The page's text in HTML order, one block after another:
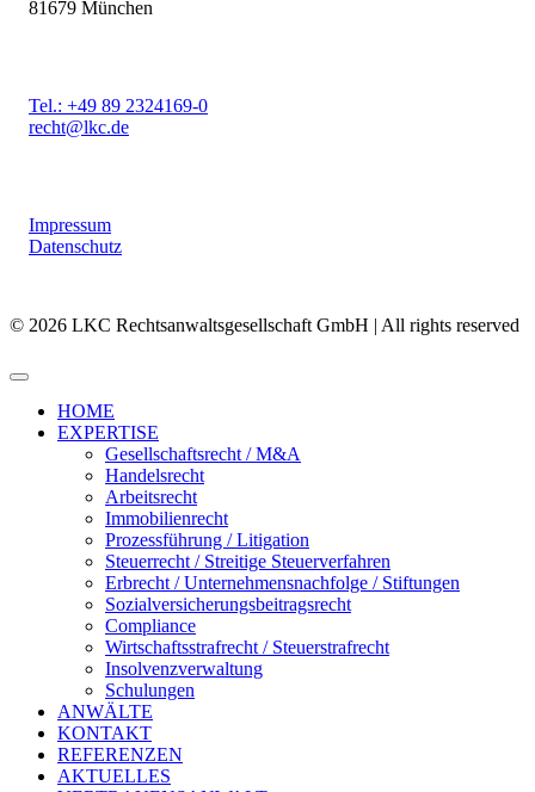
81679 München
Tel.: +49 89 2324169-0
recht@lkc.de
Impressum
Datenschutz
© 2026 LKC Rechtsanwaltsgesellschaft GmbH | All rights reserved
HOME
EXPERTISE
Gesellschaftsrecht / M&A
Handelsrecht
Arbeitsrecht
Immobilienrecht
Prozessführung / Litigation
Steuerrecht / Streitige Steuerverfahren
Erbrecht / Unternehmensnachfolge / Stiftungen
Sozialversicherungsbeitragsrecht
Compliance
Wirtschaftsstrafrecht / Steuerstrafrecht
Insolvenzverwaltung
Schulungen
ANWÄLTE
KONTAKT
REFERENZEN
AKTUELLES